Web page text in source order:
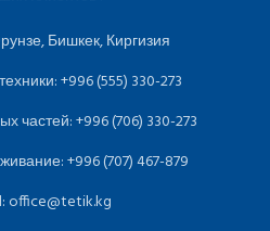
Бишкек, Киргизия
+996 (555) 330-273
частей: +996 (706) 330-273
+996 (707) 467-879
office@tetik.kg